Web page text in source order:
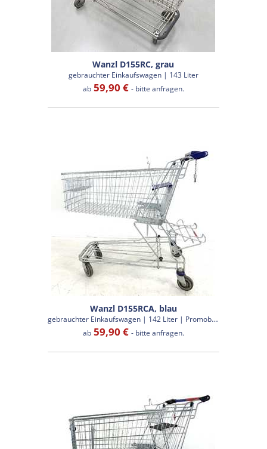
Wanzl D155RC, grau
gebrauchter Einkaufswagen | 143 Liter
ab59,90 € - bitte anfragen.
Wanzl D155RCA, blau
g
ebrauchter Einkaufswagen | 142 Liter | Promobox
ab59,90 € - bitte anfragen.